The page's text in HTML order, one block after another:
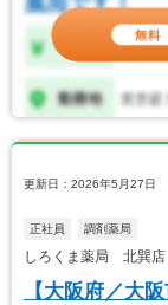
更新日：2026年5月27日
正社員 調剤薬局
しろくま薬局 北巽
【大阪府／大